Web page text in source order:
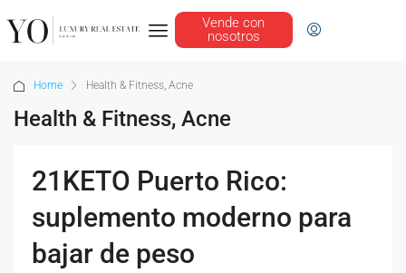
Vende con
nosotros
Home Health & Fitness, Acne
Health & Fitness, Acne
21KETO Puerto Rico:
suplemento moderno para
bajar de peso